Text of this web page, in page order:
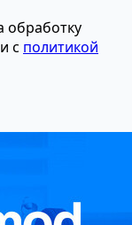
обработку
с политикой